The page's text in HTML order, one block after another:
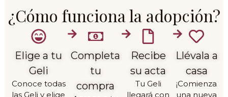
¿Cómo funciona la adopción?
Elige a tu
Geli
Conoce todas
las Geli y elige
Completa
tu
compra
Recibe
su acta
Tu Geli
llegará con
Llévala a
casa
¡Comienza
una nueva